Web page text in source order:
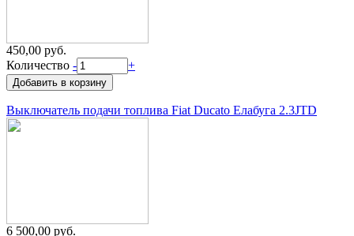
450,00 руб.
Количество - +
Выключатель подачи топлива Fiat Ducato Елабуга 2.3JTD
6 500,00 руб.